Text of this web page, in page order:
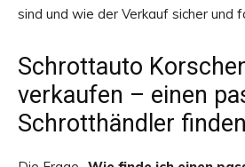
sind und wie der Verkauf sicher und
Schrottauto
verkaufen – einen
Schrotthändler finden